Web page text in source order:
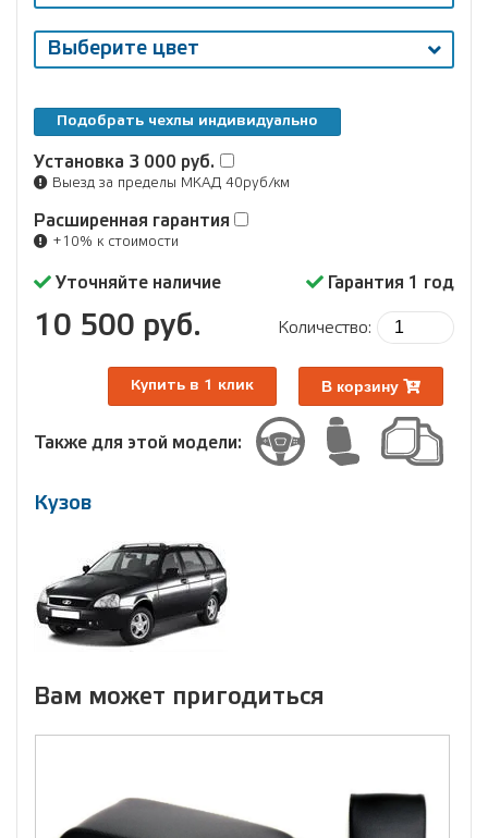
Выберите цвет
Подобрать чехлы индивидуально
Установка 3 000 руб.
Выезд за пределы МКАД 40руб/км
Расширенная гарантия
+10% к стоимости
Кузов
Уточняйте наличие Гарантия 1 год
10 500 руб. Количество:
Купить в 1 клик В корзину
Также для этой модели:
Вам может пригодиться